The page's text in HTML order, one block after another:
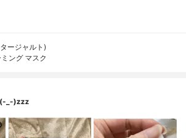
ージャルト)
ング マスク
(-_-)zzz